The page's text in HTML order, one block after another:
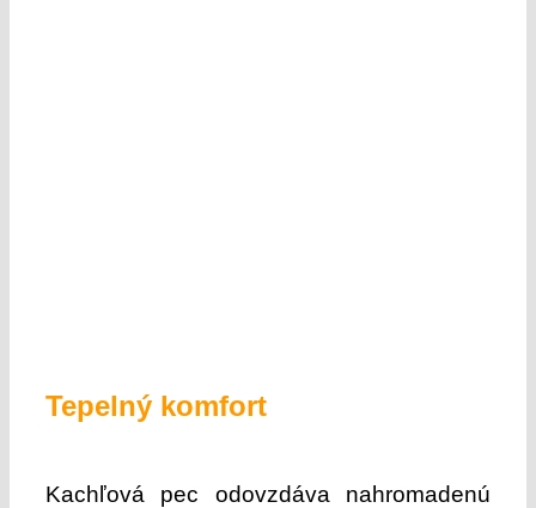
Tepelný komfort
Kachľová pec odovzdáva nahromadenú